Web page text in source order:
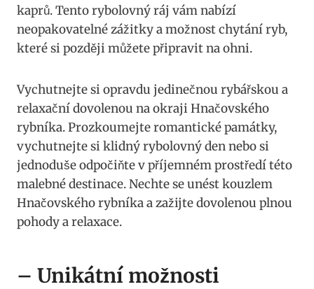
kaprů. Tento rybolovný ráj vám nabízí
neopakovatelné zážitky a možnost chytání ryb,
které si později můžete připravit na ohni.
Vychutnejte si opravdu jedinečnou rybářskou a
relaxační dovolenou na okraji Hnačovského
rybníka. Prozkoumejte romantické památky,
vychutnejte si klidný rybolovný den nebo si
jednoduše odpočiňte v příjemném prostředí této
malebné destinace. Nechte se unést kouzlem
Hnačovského rybníka a zažijte dovolenou plnou
pohody a relaxace.
– Unikátní možnosti